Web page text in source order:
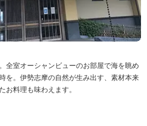
全室オーシャンビューのお部屋で海を眺め
を。伊勢志摩の自然が生み出す、素材本来
お料理も味わえます。